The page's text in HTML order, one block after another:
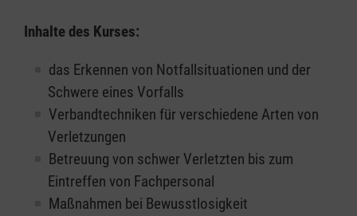
Inhalte des Kurses:
das Erkennen von Notfallsituationen und der
Schwere eines Vorfalls
Verbandtechniken für verschiedene Arten von
Verletzungen
Betreuung von schwer Verletzten bis zum
Eintreffen von Fachpersonal
Maßnahmen bei Bewusstlosigkeit